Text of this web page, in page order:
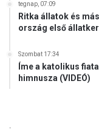
tegnap, 07:09
Ritka állatok és
ország első
Szombat 17:34
Íme a katolikus
himnusza (VIDEÓ)
.